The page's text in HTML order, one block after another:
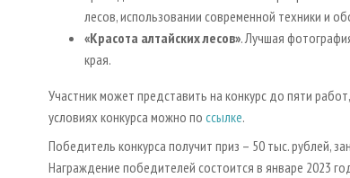
лесов, использовании современной техники и
«Красота алтайских лесов». Лучшая
края.
Участник может представить на конкурс до пяти
условиях конкурса можно по ссылке.
Победитель конкурса получит приз – 50 тыс. рублей,
Награждение победителей состоится в январе 2023